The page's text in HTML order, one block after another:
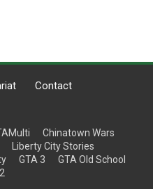
Contact
Chinatown Wars
Liberty City Stories
GTA 3
GTA Old School